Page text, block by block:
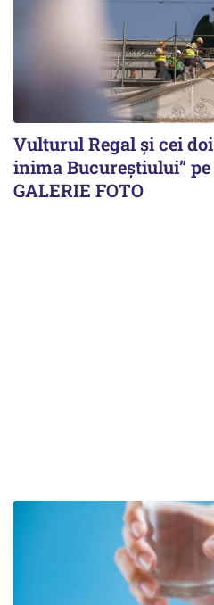
Vulturul Regal și cei
inima Bucureștiului”
GALERIE FOTO